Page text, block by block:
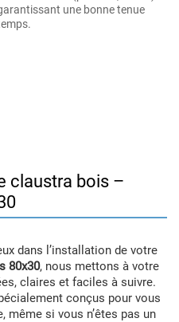
une bonne tenue
claustra bois –
dans l’installation de votre
80x30, nous mettons à votre
claires et faciles à suivre.
conçus pour vous
même si vous n’êtes pas un